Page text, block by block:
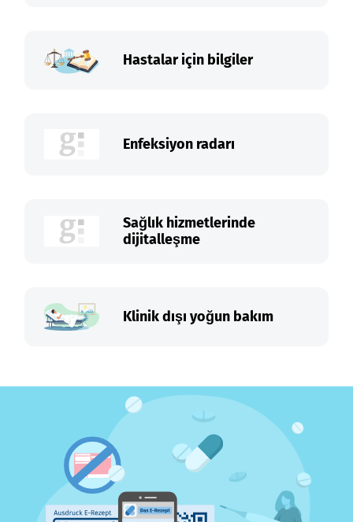
Hastalar için bilgiler
Enfeksiyon radarı
Sağlık hizmetlerinde
dijitalleşme
Klinik dışı yoğun bakım